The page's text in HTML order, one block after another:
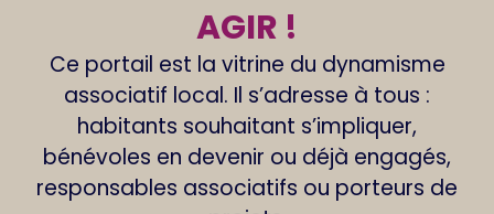
AGIR !
Ce portail est la vitrine du dynamisme
associatif local. Il s’adresse à tous :
habitants souhaitant s’impliquer,
bénévoles en devenir ou déjà engagés,
responsables associatifs ou porteurs de